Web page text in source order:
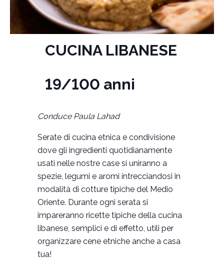
CUCINA LIBANESE
19/100 anni
Conduce Paula Lahad
Serate di cucina etnica e condivisione
dove gli ingredienti quotidianamente
usati nelle nostre case si uniranno a
spezie, legumi e aromi intrecciandosi in
modalità di cotture tipiche del Medio
Oriente. Durante ogni serata si
impareranno ricette tipiche della cucina
libanese, semplici e di effetto, utili per
organizzare cene etniche anche a casa
tua!